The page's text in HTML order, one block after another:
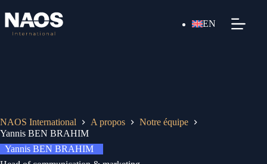
EN
NAOS International A propos
Notre équipe
Yannis BEN BRAHIM
Yannis BEN BRAHIM